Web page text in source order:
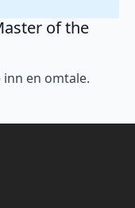
of the
en omtale.